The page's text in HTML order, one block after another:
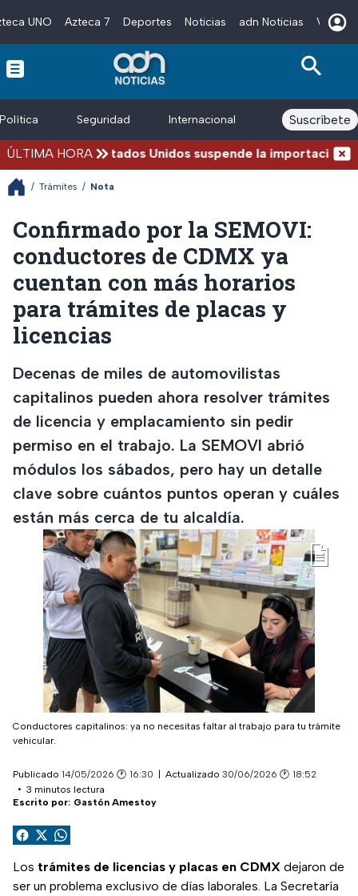
UNO Azteca 7 Deportes Noticias adn Noticias Videos
Política Seguridad Internacional Finanzas
Suscríbete
ÚLTIMA HORAEstados Unidos suspende la importación de
/ Trámites / Nota
Confirmado por la SEMOVI:
conductores de CDMX ya
cuentan con más horarios
para trámites de placas y
licencias
Decenas de miles de automovilistas
capitalinos pueden ahora resolver trámites
de licencia y emplacamiento sin pedir
permiso en el trabajo. La SEMOVI abrió
módulos los sábados, pero hay un detalle
clave sobre cuántos puntos operan y cuáles
están más cerca de tu alcaldía.
Conductores capitalinos: ya no necesitas faltar al trabajo para tu trámite
vehicular.
Publicado 14/05/2026 🕐 16:30 Actualizado 30/06/2026 🕐 18:52
3 minutos lectura
Escrito por: Gastón Amestoy
Compartir en Facebook
Compartir en X (Twitter)
Compartir en WhatsApp
Los trámites de licencias y placas en CDMX dejaron de
ser un problema exclusivo de días laborales. La Secretaría